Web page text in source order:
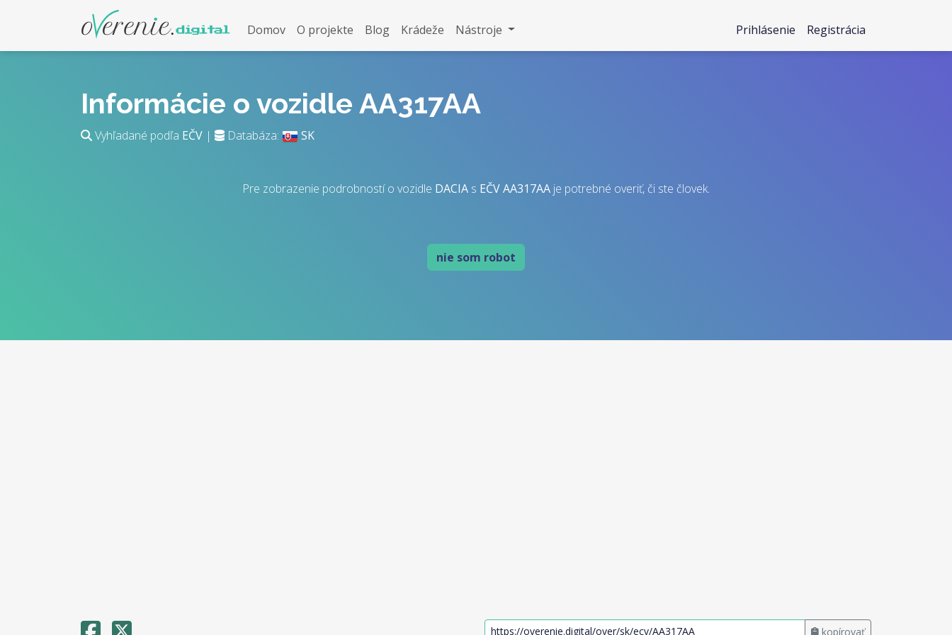
Domov O projekte Blog Krádeže Nástroje Prihlásenie Registrácia
Informácie o vozidle AA317AA
Vyhľadané podľa EČV | Databáza: SK
Pre zobrazenie podrobností o vozidle DACIA s EČVAA317AA je potrebné overiť, či ste človek.
nie som robot
kopírovať